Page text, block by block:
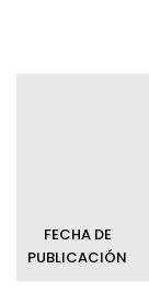
FECHA DE
PUBLICACIÓN